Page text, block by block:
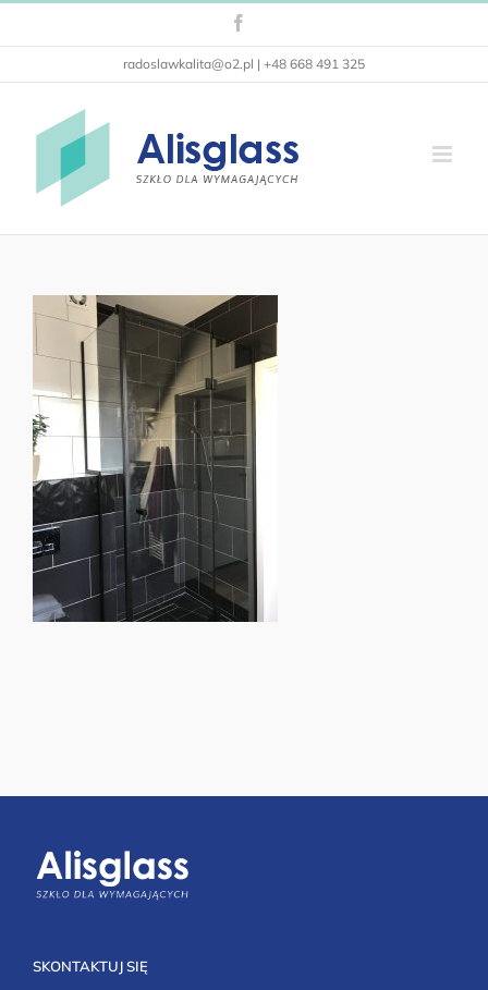
Przejdź
zawartości
radoslawkalita@o2.pl | +48 668 491 325
SKONTAKTUJ SIĘ